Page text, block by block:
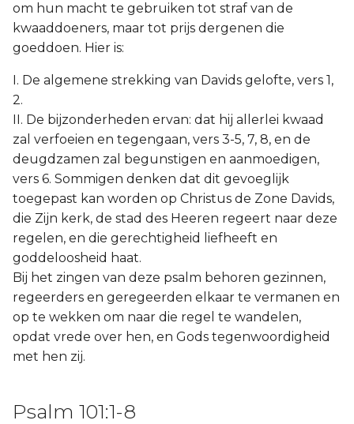
Openbaring
om hun macht te gebruiken tot straf van de
kwaaddoeners, maar tot prijs dergenen die
goeddoen. Hier is:
I. De algemene strekking van Davids gelofte, vers 1,
2.
II. De bijzonderheden ervan: dat hij allerlei kwaad
zal verfoeien en tegengaan, vers 3-5, 7, 8, en de
deugdzamen zal begunstigen en aanmoedigen,
vers 6. Sommigen denken dat dit gevoeglijk
toegepast kan worden op Christus de Zone Davids,
die Zijn kerk, de stad des Heeren regeert naar deze
regelen, en die gerechtigheid liefheeft en
goddeloosheid haat.
Bij het zingen van deze psalm behoren gezinnen,
regeerders en geregeerden elkaar te vermanen en
op te wekken om naar die regel te wandelen,
opdat vrede over hen, en Gods tegenwoordigheid
met hen zij.
Psalm 101:1-8